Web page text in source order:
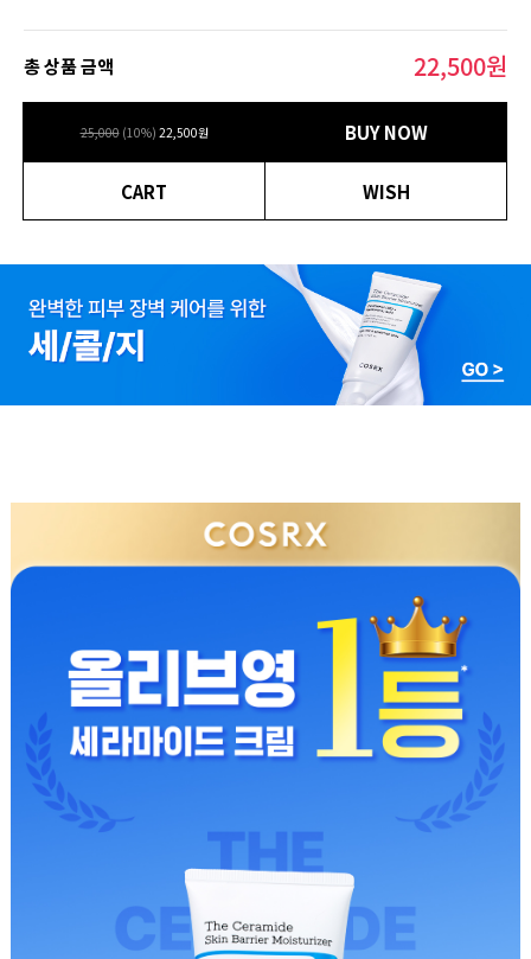
총 상품 금액 22,500원
25,000 (10%) 22,500원 BUY NOW
CART WISH